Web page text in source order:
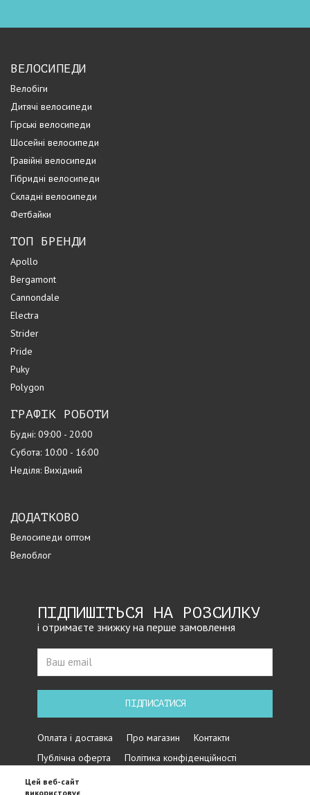
ВЕЛОСИПЕДИ
Велобіги
Дитячі велосипеди
Гірські велосипеди
Шосейні велосипеди
Гравійні велосипеди
Гібридні велосипеди
Складні велосипеди
Фетбайки
ТОП БРЕНДИ
Apollo
Bergamont
Cannondale
Electra
Strider
Pride
Puky
Polygon
ГРАФІК РОБОТИ
Будні: 09:00 - 20:00
Субота: 10:00 - 16:00
Неділя: Вихідний
ДОДАТКОВО
Велосипеди оптом
Велоблог
ПІДПИШІТЬСЯ НА РОЗСИЛКУ
і отримаєте знижку на перше замовлення
ПІДПИСАТИСЯ
Оплата і доставка Про магазин
Контакти
Публічна оферта
Політика конфіденційності
Цей веб-сайт
використовує